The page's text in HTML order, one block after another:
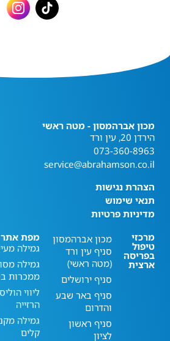
מכון אברהמסון - מטה ראשי
הירדן 20, עין ורד
073-360-8963
service@abrahamson.co.il
הצהרת נגישות
תנאי שימוש
מדיניות פרטיות
מרכזי
טיפול
בפריסה
ארצית
מכון אברהמסון
סניף עין ורד
(מטה ראשי)
סניף ירושלים
סניף באר שבע
והדרום
סניף ראשון
לציון
מפת אתר
גמילה
גמילה
ממכרות
ליווי
הרזייה
גמילה
קלים